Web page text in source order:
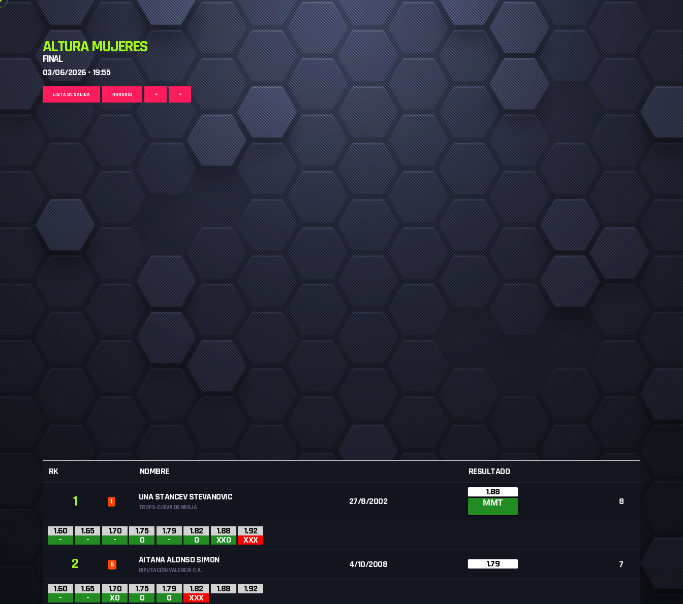
ALTURA MUJERES
FINAL
03/06/2026 - 19:55
LISTA DE SALIDA HORARIO < >
RK NOMBRE RESULTADO
1 1 UNA STANCEV STEVANOVIC
TROPS-CUEVA DE NERJA
27/8/2002
1.88
MMT 8
1.60
-
1.65
-
1.70
-
1.75
O
1.79
-
1.82
O
1.88
XXO
1.92
XXX
2 6 AITANA ALONSO SIMON
DIPUTACIÓN VALENCIA C.A.
4/10/2008 1.79 7
1.60
-
1.65
-
1.70
XO
1.75
O
1.79
O
1.82
XXX
1.88 1.92